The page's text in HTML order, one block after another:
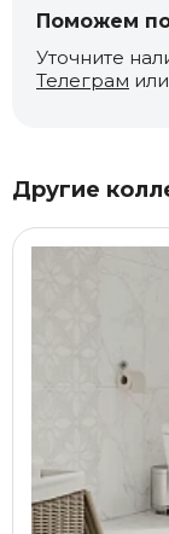
Поможем
Уточните
Телеграм
Другие